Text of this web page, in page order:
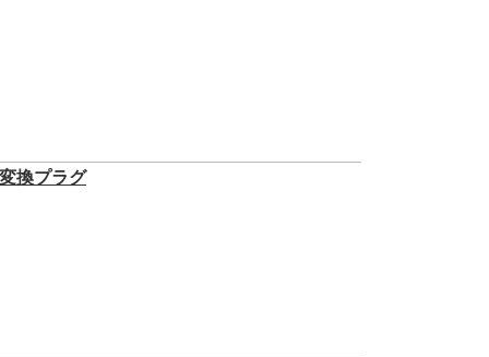
換プラグ